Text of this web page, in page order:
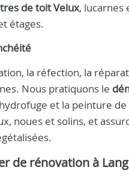
de toit Velux,
étages.
la réfection, la
Nous pratiquons le
et la peinture
noues et solins, et
de rénovation à